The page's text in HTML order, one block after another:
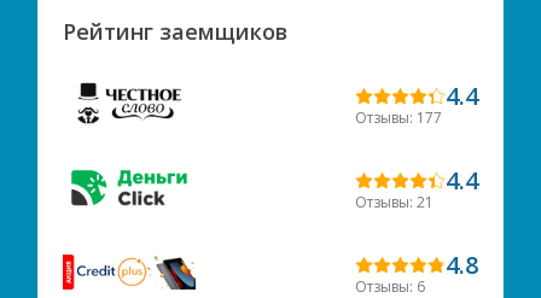
Рейтинг заемщиков
4.4
Отзывы: 177
4.4
Отзывы: 21
4.8
Отзывы: 6